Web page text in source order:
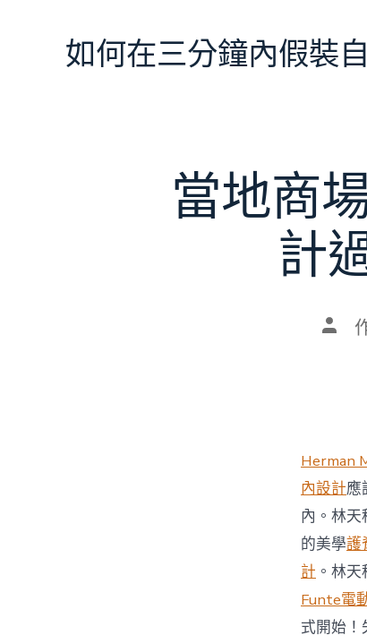
如何在三分鐘內假裝
當地商
計
文
Herman
內設計應
內。林天
的美學護
計 。林
Funte電
式開始！